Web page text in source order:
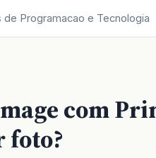
de Programacao e Tecnologia
com
foto?